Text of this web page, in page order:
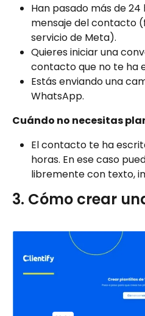
Han pasado más de
mensaje del contacto
servicio de Meta).
Quieres iniciar una
contacto que no te ha
Estás enviando una
WhatsApp.
Cuándo no necesitas
El contacto te ha
horas. En ese caso
libremente con texto,
3. Cómo crear